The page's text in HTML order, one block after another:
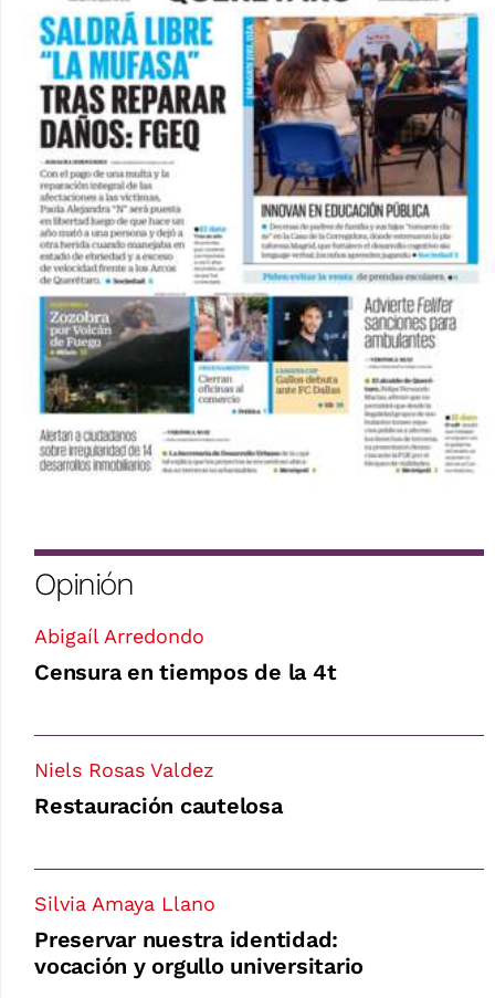
Opinión
Abigaíl Arredondo
Censura en tiempos de la 4t
Niels Rosas Valdez
Restauración cautelosa
Silvia Amaya Llano
Preservar nuestra identidad:
vocación y orgullo universitario